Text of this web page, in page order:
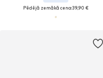
Pēdējā zemākā cena:39,90 €